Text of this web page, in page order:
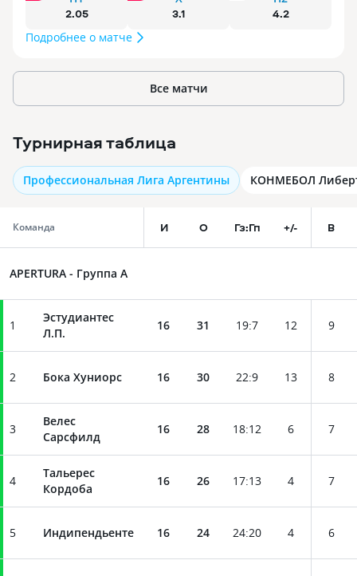
2.05
3.1
4.2
Подробнее о матче
Все матчи
Турнирная таблица
Профессиональная Лига Аргентины КОНМЕБОЛ
Команда И О Гз:Гп +/- В
APERTURA - Группа A
1
Эстудиантес
Л.П.
16 31 19:7 12 9
2 Бока Хуниорс 16 30 22:9 13 8
3
Велес
Сарсфилд
16 28 18:12 6 7
4
Тальерес
Кордоба
16 26 17:13 4 7
5 Индипендьенте 16 24 24:20 4 6